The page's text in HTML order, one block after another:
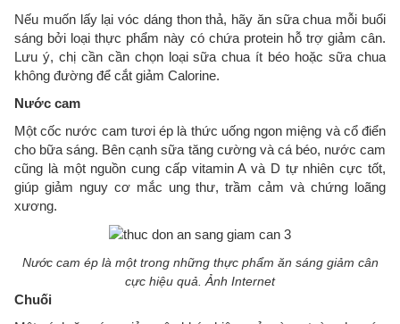
Nếu muốn lấy lại vóc dáng thon thả, hãy ăn sữa chua mỗi buổi
sáng bởi loại thực phẩm này có chứa protein hỗ trợ giảm cân.
Lưu ý, chị cần cần chọn loại sữa chua ít béo hoặc sữa chua
không đường để cắt giảm Calorine.
Nước cam
Một cốc nước cam tươi ép là thức uống ngon miệng và cổ điển
cho bữa sáng. Bên cạnh sữa tăng cường và cá béo, nước cam
cũng là một nguồn cung cấp vitamin A và D tự nhiên cực tốt,
giúp giảm nguy cơ mắc ung thư, trầm cảm và chứng loãng
xương.
Nước cam ép là một trong những thực phẩm ăn sáng giảm cân
cực hiệu quả. Ảnh Internet
Chuối